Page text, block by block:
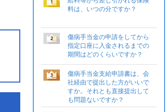
料は、いつの分ですか？
傷病手当金の申請をしてから
指定口座に入金されるまでの
期間はどのくらいですか？
傷病手当金支給申請書は、会
社経由で提出した方がいいで
すか。それとも直接提出して
も問題ないですか？